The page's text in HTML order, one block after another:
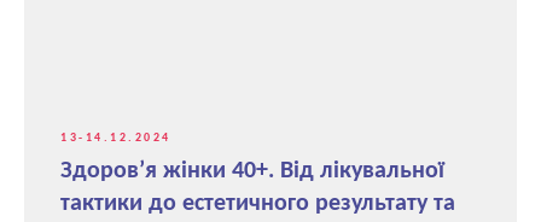
13-14.12.2024
Здоров’я жінки 40+. Від лікувальної
тактики до естетичного результату та